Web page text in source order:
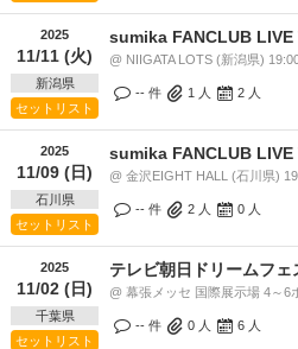
2025
11/11 (火)
新潟県
セットリスト
sumika FANCLUB LIVE
@ NIIGATA LOTS (新潟県)
-- 件 1 人 2 人
2025
11/09 (日)
石川県
セットリスト
sumika FANCLUB LIVE
@ 金沢EIGHT HALL (石川県)
-- 件 2 人 0 人
2025
11/02 (日)
千葉県
セットリスト
テレビ朝日ドリームフ
@ 幕張メッセ 国際展示場 4～6
-- 件 0 人 6 人